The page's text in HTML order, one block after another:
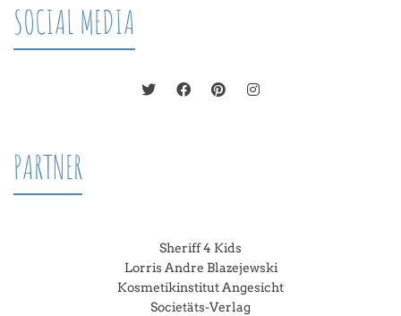
SOCIAL MEDIA
PARTNER
Sheriff 4 Kids
Lorris Andre Blazejewski
Kosmetikinstitut Angesicht
Societäts-Verlag